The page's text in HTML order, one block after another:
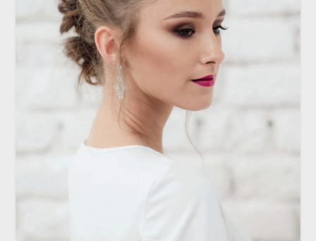
РЕПЕТИЦИЯ
Креативный образ: высокий хвост
или ирокез?